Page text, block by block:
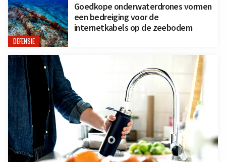
DEFENSIE
Goedkope onderwaterdrones vormen
een bedreiging voor de
internetkabels op de zeebodem